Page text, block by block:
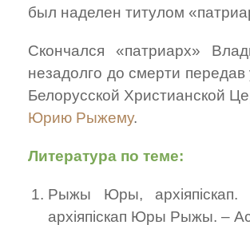
был наделен титулом
Скончался «патриарх»
незадолго до смерти
Белорусской Христианской
Юрию Рыжему.
Литература по теме:
Рыжы Юры,
архіяпіскап Юры Рыжы. –